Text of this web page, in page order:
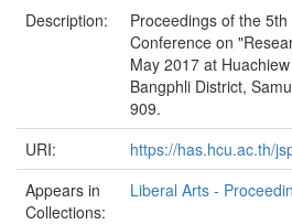
Description:
Proceedings of the
Conference on
May 2017 at
Bangphli District,
909.
URI:
https://has.hcu.ac.th/
Appears in
Collections:
Liberal Arts -